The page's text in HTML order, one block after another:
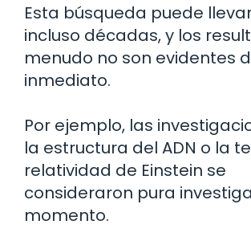
Esta búsqueda puede
incluso décadas, y los
menudo no son evidentes
inmediato.
Por ejemplo, las
la estructura del ADN o la
relatividad de Einstein se
consideraron pura
momento.